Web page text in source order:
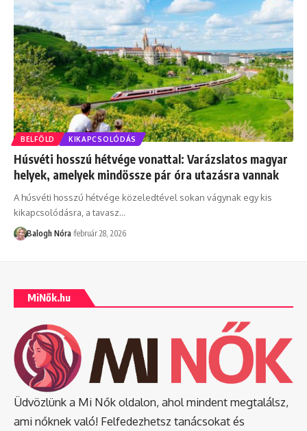
BELFÖLD KIKAPCSOLÓDÁS
Húsvéti hosszú hétvége vonattal: Varázslatos magyar
helyek, amelyek mindössze pár óra utazásra vannak
A húsvéti hosszú hétvége közeledtével sokan vágynak egy kis
kikapcsolódásra, a tavasz…
Balogh Nóra február 28, 2026
MiNők.hu
Üdvözlünk a Mi Nők oldalon, ahol mindent megtalálsz,
ami nőknek való! Felfedezhetsz tanácsokat és